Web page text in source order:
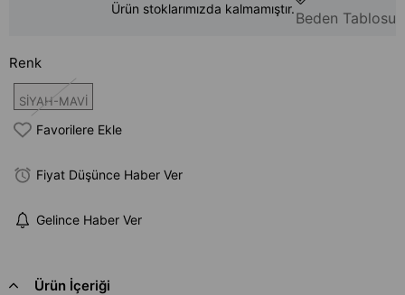
Beden Tablosu
Ürün stoklarımızda kalmamıştır.
Renk
SİYAH-MAVİ
Favorilere Ekle
Fiyat Düşünce Haber Ver
Gelince Haber Ver
Ürün İçeriği